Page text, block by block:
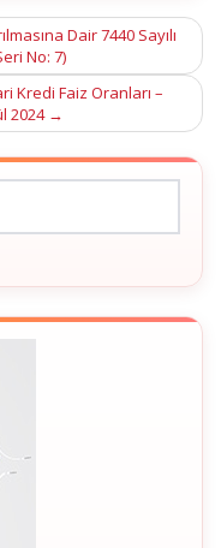
Dair 7440 Sayılı
No: 7)
Kredi Faiz Oranları –
2024 →